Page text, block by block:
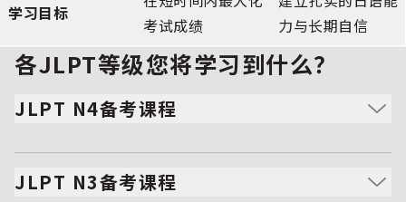
学习目标
考试成绩
力与长期自信
各JLPT等级您将学习到什么？
JLPT N4备考课程
在N5知识的基础上学习更复杂的句子与汉字。
提升阅读理解能力，扩大JLPT考试常见词汇量。
JLPT N3备考课程